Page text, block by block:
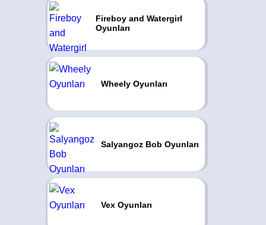
Fireboy and Watergirl
Oyunları
Wheely Oyunları
Salyangoz Bob Oyunları
Vex Oyunları